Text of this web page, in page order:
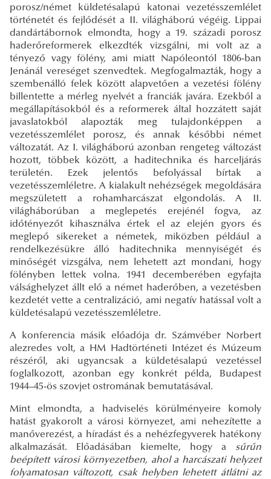
porosz/német küldetésalapú katonai vezetésszemlélet
történetét és fejlődését a II. világháború végéig. Lippai
dandártábornok elmondta, hogy a 19. századi porosz
haderőreformerek elkezdték vizsgálni, mi volt az a
tényező vagy fölény, ami miatt Napóleontól 1806-ban
Jenánál vereséget szenvedtek. Megfogalmazták, hogy a
szembenálló felek között alapvetően a vezetési fölény
billentette a mérleg nyelvét a franciák javára. Ezekből a
megállapításokból és a reformerek által hozzátett saját
javaslatokból alapozták meg tulajdonképpen a
vezetésszemlélet porosz, és annak későbbi német
változatát. Az I. világháború azonban rengeteg változást
hozott, többek között, a haditechnika és harceljárás
területén. Ezek jelentős befolyással bírtak a
vezetésszemléletre. A kialakult nehézségek megoldására
megszületett a rohamharcászat elgondolás. A II.
világháborúban a meglepetés erejénél fogva, az
időtényezőt kihasználva értek el az elején gyors és
meglepő sikereket a németek, miközben például a
rendelkezésükre álló haditechnika mennyiségét és
minőségét vizsgálva, nem lehetett azt mondani, hogy
fölényben lettek volna. 1941 decemberében egyfajta
válsághelyzet állt elő a német haderőben, a vezetésben
kezdetét vette a centralizáció, ami negatív hatással volt a
küldetésalapú vezetésszemléletre.
A konferencia másik előadója dr. Számvéber Norbert
alezredes volt, a HM Hadtörténeti Intézet és Múzeum
részéről, aki ugyancsak a küldetésalapú vezetéssel
foglalkozott, azonban egy konkrét példa, Budapest
1944–45-ös szovjet ostromának bemutatásával.
Mint elmondta, a hadviselés körülményeire komoly
hatást gyakorolt a városi környezet, ami nehezítette a
manőverezést, a híradást és a nehézfegyverek hatékony
alkalmazását. Előadásában kiemelte, hogy a sűrűn
beépített városi környezetben, ahol a harcászati helyzet
folyamatosan változott, csak helyben lehetett átlátni az